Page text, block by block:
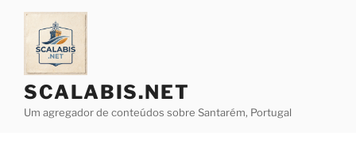
Saltar
conteúdo
SCALABIS.NET
Um agregador de conteúdos sobre Santarém, Portugal